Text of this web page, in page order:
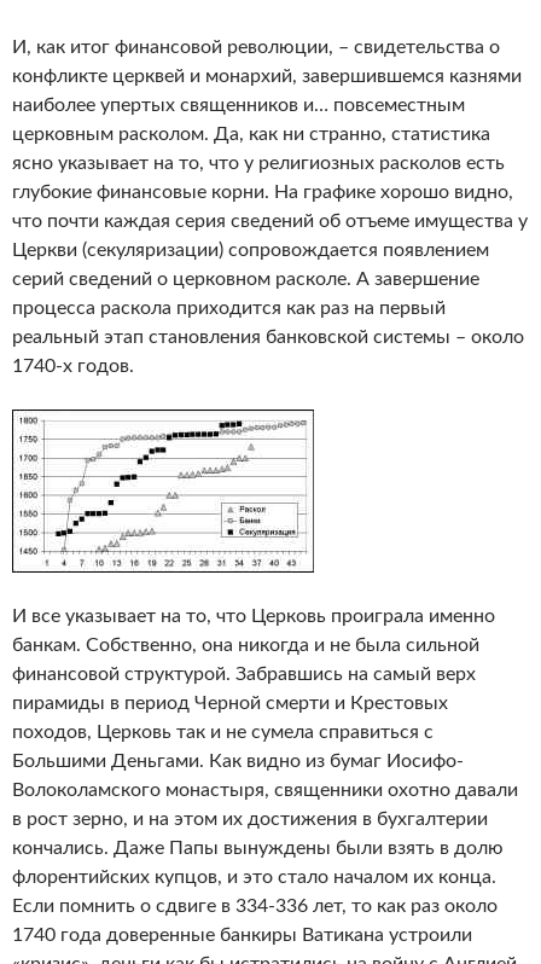
И, как итог финансовой революции, – свидетельства о
конфликте церквей и монархий, завершившемся казнями
наиболее упертых священников и… повсеместным
церковным расколом. Да, как ни странно, статистика
ясно указывает на то, что у религиозных расколов есть
глубокие финансовые корни. На графике хорошо видно,
что почти каждая серия сведений об отъеме имущества у
Церкви (секуляризации) сопровождается появлением
серий сведений о церковном расколе. А завершение
процесса раскола приходится как раз на первый
реальный этап становления банковской системы – около
1740-х годов.
И все указывает на то, что Церковь проиграла именно
банкам. Собственно, она никогда и не была сильной
финансовой структурой. Забравшись на самый верх
пирамиды в период Черной смерти и Крестовых
походов, Церковь так и не сумела справиться с
Большими Деньгами. Как видно из бумаг Иосифо-
Волоколамского монастыря, священники охотно давали
в рост зерно, и на этом их достижения в бухгалтерии
кончались. Даже Папы вынуждены были взять в долю
флорентийских купцов, и это стало началом их конца.
Если помнить о сдвиге в 334-336 лет, то как раз около
1740 года доверенные банкиры Ватикана устроили